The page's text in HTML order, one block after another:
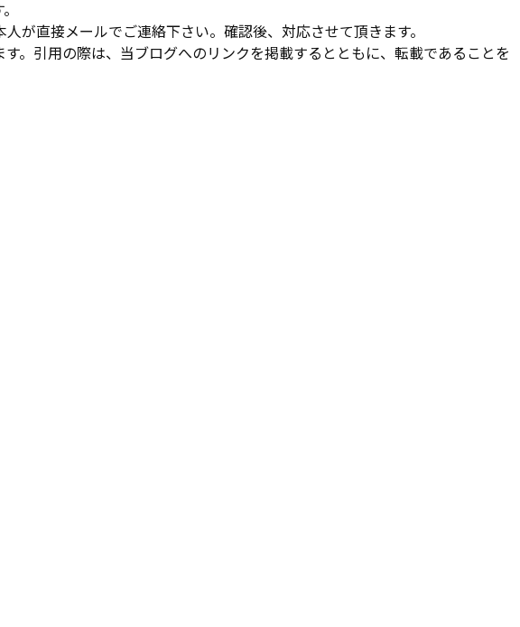
が直接メールでご連絡下さい。確認後、対応させて頂きます。
。引用の際は、当ブログへのリンクを掲載するとともに、転載であることを